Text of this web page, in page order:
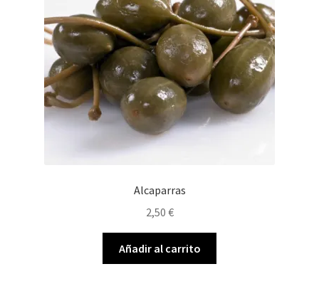
Alcaparras
2,50 €
Añadir al carrito